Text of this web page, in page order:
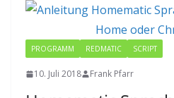
PROGRAMM REDMATIC SCRIPT
10. Juli 2018 Frank Pfarr